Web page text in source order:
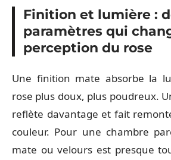
Finition et lumière :
paramètres qui
perception du rose
Une finition mate absorbe la
rose plus doux, plus poudreux.
reflète davantage et fait
couleur. Pour une chambre
mate ou velours est presque